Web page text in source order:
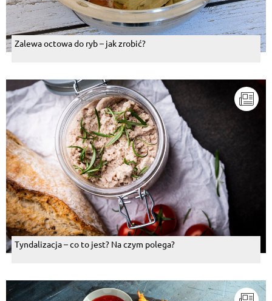
Zalewa octowa do ryb – jak zrobić?
Tyndalizacja – co to jest? Na czym polega?